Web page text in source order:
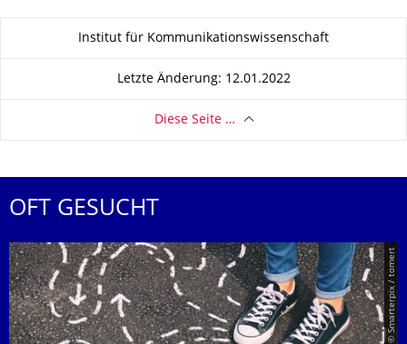
Zu dieser SeiteInstitut für Kommunikationswissenschaft
Letzte Änderung: 12.01.2022
Diese Seite …
OFT GESUCHT
© Smarterpix / tomert